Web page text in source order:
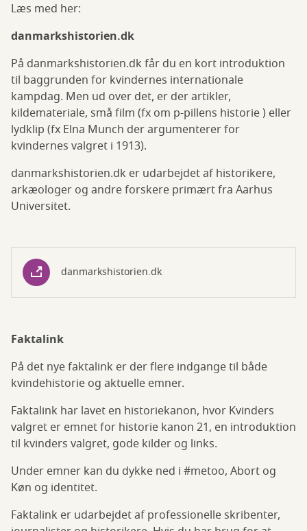
Læs med her:
danmarkshistorien.dk
På danmarkshistorien.dk får du en kort introduktion
til baggrunden for kvindernes internationale
kampdag. Men ud over det, er der artikler,
kildemateriale, små film (fx om p-pillens historie ) eller
lydklip (fx Elna Munch der argumenterer for
kvindernes valgret i 1913).
danmarkshistorien.dk er udarbejdet af historikere,
arkæologer og andre forskere primært fra Aarhus
Universitet.
danmarkshistorien.dk
Faktalink
På det nye faktalink er der flere indgange til både
kvindehistorie og aktuelle emner.
Faktalink har lavet en historiekanon, hvor Kvinders
valgret er emnet for historie kanon 21, en introduktion
til kvinders valgret, gode kilder og links.
Under emner kan du dykke ned i #metoo, Abort og
Køn og identitet.
Faktalink er udarbejdet af professionelle skribenter,